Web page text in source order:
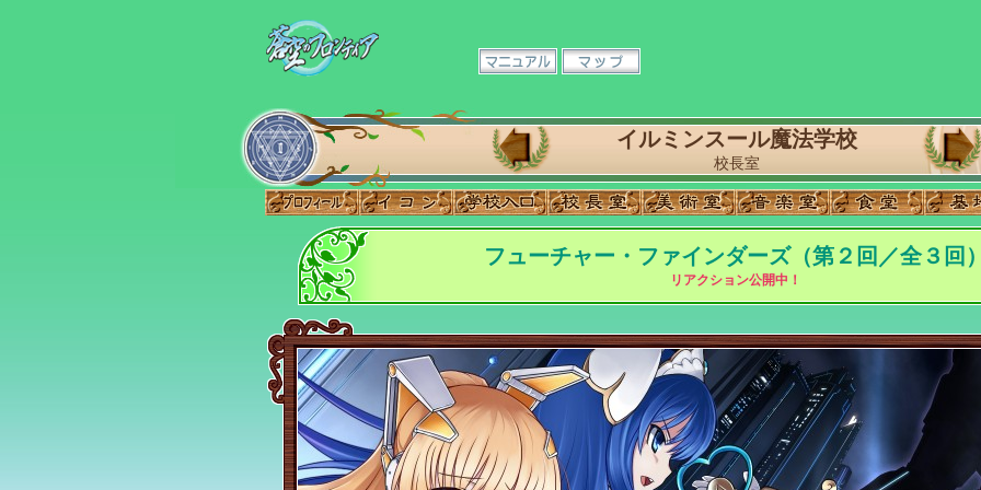
イルミンスール魔法学校
校長室
フューチャー・ファインダーズ（第２回／全３回
リアクション公開中！